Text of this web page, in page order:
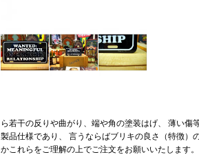
ら若干の反りや曲がり、端や角の塗装はげ、 薄い
製品仕様であり、 言うならばブリキの良さ（特徴）
かこれらをご理解の上でご注文をお願いいたします。